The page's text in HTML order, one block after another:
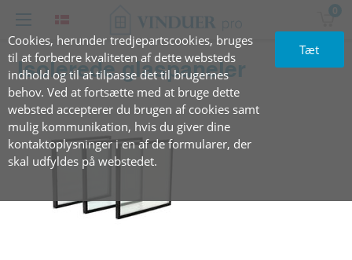
Cookies, herunder tredjepartscookies, bruges
til at forbedre kvaliteten af dette websteds
indhold og til at tilpasse det til brugernes
behov. Ved at fortsætte med at bruge dette
websted accepterer du brugen af cookies samt
mulig kommunikation, hvis du giver dine
kontaktoplysninger i en af de formularer, der
skal udfyldes på webstedet.
Tæt
0
Isolerede glaspaneler